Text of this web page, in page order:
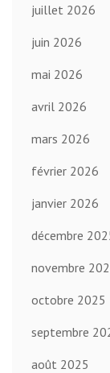
juillet 2026
juin 2026
mai 2026
avril 2026
mars 2026
février 2026
janvier 2026
décembre
novembre
octobre 2025
septembre
août 2025